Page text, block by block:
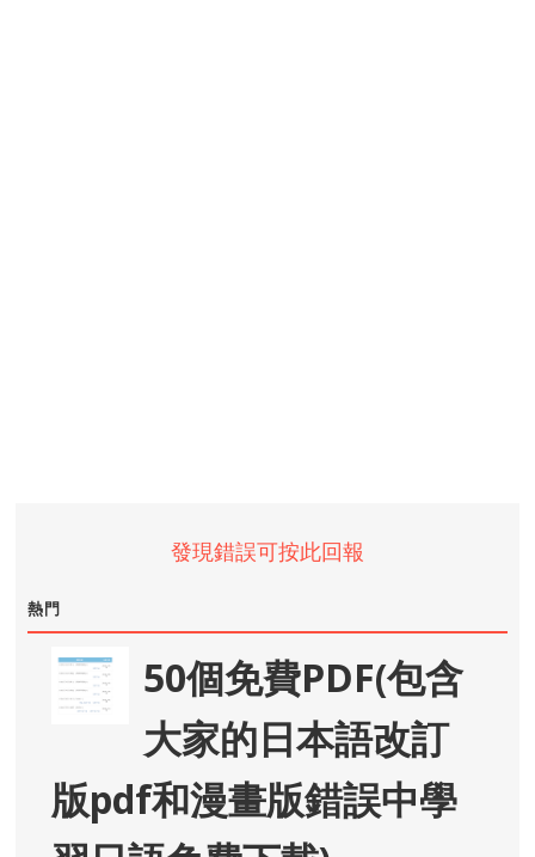
發現錯誤可按此回報
熱門
50個免費PDF(包含
大家的日本語改訂
版pdf和漫畫版錯誤中學